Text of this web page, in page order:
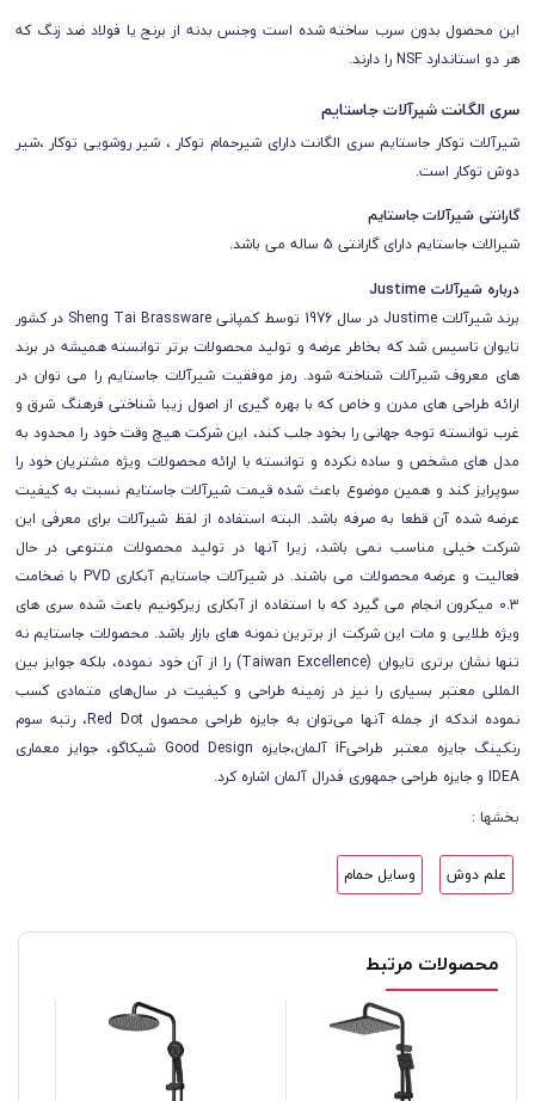
این محصول بدون سرب ساخته شده است وجنس بدنه از برنج یا فولاد ضد زنگ که
هر دو استاندارد NSF را دارند.
سری الگانت شیرآلات جاستایم
شیرآلات توکار جاستایم سری الگانت دارای شیرحمام توکار ، شیر روشویی توکار ،شیر
دوش توکار است.
گارانتی شیرآلات جاستایم
شیرالات جاستایم دارای گارانتی 5 ساله می باشد.
درباره شیرآلات Justime
برند شیرآلات Justime در سال 1976 توسط کمپانی Sheng Tai Brassware در کشور
تایوان تاسیس شد که بخاطر عرضه و تولید محصولات برتر توانسته همیشه در برند
های معروف شیرآلات شناخته شود. رمز موفقیت شیرآلات جاستایم را می توان در
ارائه طراحی های مدرن و خاص که با بهره گیری از اصول زیبا شناختی فرهنگ شرق و
غرب توانسته توجه جهانی را بخود جلب کند، این شرکت هیچ وقت خود را محدود به
مدل های مشخص و ساده نکرده و توانسته با ارائه محصولات ویژه مشتریان خود را
سوپرایز کند و همین موضوع باعث شده قیمت شیرآلات جاستایم نسبت به کیفیت
عرضه شده آن قطعا به صرفه باشد. البته استفاده از لفظ شیرآلات برای معرفی این
شرکت خیلی مناسب نمی باشد، زیرا آنها در تولید محصولات متنوعی در حال
فعالیت و عرضه محصولات می باشند. در شیرآلات جاستایم آبکاری PVD با ضخامت
0.3 میکرون انجام می گیرد که با استفاده از آبکاری زیرکونیم باعث شده سری های
ویژه طلایی و مات این شرکت از برترین نمونه های بازار باشد. محصولات جاستایم نه
تنها نشان برتری تایوان (Taiwan Excellence) را از آن خود نموده، بلکه جوایز بین
المللی معتبر بسیاری را نیز در زمینه طراحی و کیفیت در سال‌های متمادی کسب
نموده اندکه از جمله آنها می‌توان به جایزه طراحی محصول Red Dot، رتبه سوم
رنکینگ جایزه معتبر طراحیiF آلمان،جایزه Good Design شیکاگو، جوایز معماری
IDEA و جایزه طراحی جمهوری فدرال آلمان اشاره کرد.
بخشها :
علم دوش وسایل حمام
محصولات مرتبط